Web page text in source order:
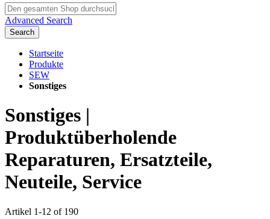
Advanced Search
Search
Startseite
Produkte
SEW
Sonstiges
Sonstiges |
Produktüberholende
Reparaturen, Ersatzteile,
Neuteile, Service
Artikel 1-12 of 190